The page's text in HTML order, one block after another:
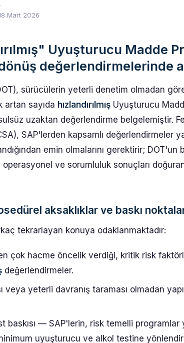
Mart 2026
Uyuşturucu Madde
değerlendirmelerinde
sürücülerin yeterli denetim olmadan
artan sayıda hızlandırılmış Uyuşturucu
uzaktan değerlendirme belgelemiştir.
SAP'lerden kapsamlı değerlendirmeler
emin olmalarını gerektirir; DOT'un
operasyonel ve sorumluluk sonuçları
aksaklıklar ve baskı
tekrarlayan konuya odaklanmaktadır:
çok hacme öncelik verdiği, kritik risk
değerlendirmeler.
veya yeterli davranış taraması olmadan
baskısı — SAP'lerin, risk temelli programlar
uyuşturucu ve alkol testine